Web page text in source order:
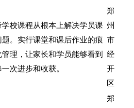
校课程从根本上解决学员课
。实行课堂和课后作业的痕
理，让家长和学员能够看到
次进步和收获。
郑
州
市
经
开
区
郑